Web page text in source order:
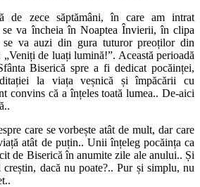
de zece săptămâni, în care am intrat
se va încheia în Noaptea Învierii, în clipa
se va auzi din gura tuturor preoților din
de luați lumină!”. Această perioadă
Biserică spre a fi dedicat pocăinței,
la viața veșnică și împăcării cu
convins că a înțeles toată lumea.. De-aici
care se vorbește atât de mult, dar care
atât de puțin.. Unii înțeleg pocăința ca
de Biserică în anumite zile ale anului.. Și
dacă nu poate?.. Pur și simplu, nu